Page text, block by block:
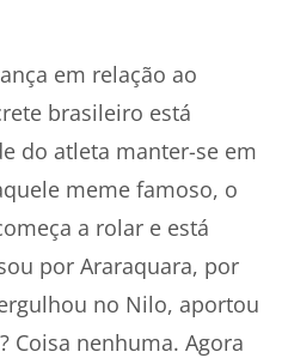
em relação ao
brasileiro está
do atleta manter-se em
meme famoso, o
a rolar e está
por Araraquara, por
no Nilo, aportou
Coisa nenhuma. Agora